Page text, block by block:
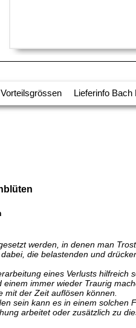
Vorteilsgrössen Lieferinfo Bach
werden, in denen man
die belastenden und
eines Verlusts hilfreich
immer wieder Traurig
mit der Zeit auflösen können.
sein kann es in einem solchen
arbeitet oder zusätzlich zu